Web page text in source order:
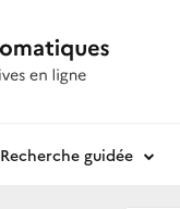
Recherche guidée